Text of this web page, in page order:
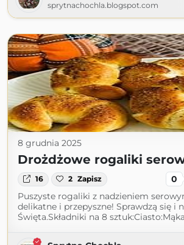
sprytnachochla.blogspot.com
8 grudnia 2025
Drożdżowe rogaliki
16 2 Zapisz 0
Puszyste rogaliki z nadzieniem
delikatne i przepyszne! Sprawdzą się i
Święta.Składniki na 8